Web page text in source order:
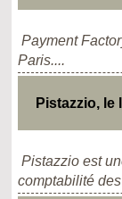
Payment
Paris....
Pistazzio,
Pistazzio est
comptabilité